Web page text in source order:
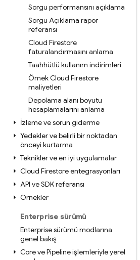
Sorgu performansını açıklama
Sorgu Açıklama rapor
referansı
Cloud Firestore
faturalandırmasını anlama
Taahhütlü kullanım indirimleri
Örnek Cloud Firestore
maliyetleri
Depolama alanı boyutu
hesaplamalarını anlama
İzleme ve sorun giderme
Yedekler ve belirli bir noktadan
önceyi kurtarma
Teknikler ve en iyi uygulamalar
Cloud Firestore entegrasyonları
API ve SDK referansı
Örnekler
Enterprise sürümü
Enterprise sürümü modlarına
genel bakış
Core ve Pipeline işlemleriyle yerel